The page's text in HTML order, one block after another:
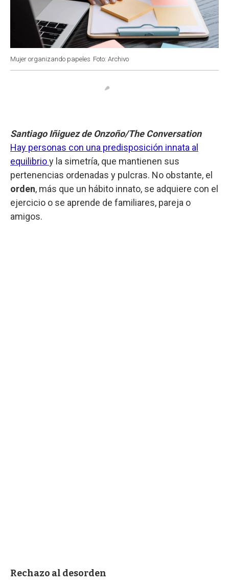
Mujer organizando papeles Foto: Archivo
Santiago Iñiguez de Onzoño/The Conversation
Hay personas con una predisposición innata al
equilibrioy la simetría, que mantienen sus
pertenencias ordenadas y pulcras. No obstante, el
orden, más que un hábito innato, se adquiere con el
ejercicio o se aprende de familiares, pareja o
amigos.
Rechazo al desorden